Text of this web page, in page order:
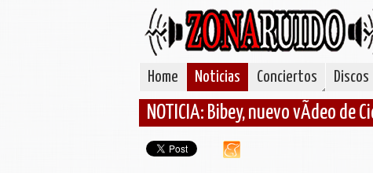
Home Noticias Conciertos Discos
NOTICIA: Bibey, nuevo vÃ­deo de